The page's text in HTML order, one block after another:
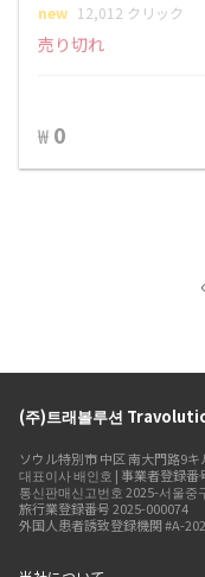
new 12,012 クリック
売り切れ
₩ 0
‹
(주)트래볼루션
ソウル特別市 中区 南大門路9キ
대표이사 배인호 | 事業者登録番
통신판매신고번호 2025-서울중
旅行業登録番号 2025-000074
外国人患者誘致登録機関 #A-